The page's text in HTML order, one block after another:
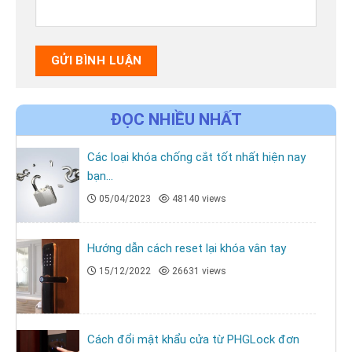
ĐỌC NHIỀU NHẤT
Các loại khóa chống cắt tốt nhất hiện nay
bạn...
05/04/2023 48140 views
Hướng dẫn cách reset lại khóa vân tay
15/12/2022 26631 views
Cách đổi mật khẩu cửa từ PHGLock đơn